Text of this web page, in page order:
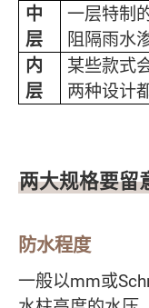
中
层
一层特制
阻隔雨水
内
层
某些款式
两种设计
两大规格要留
防水程度
一般以mm或